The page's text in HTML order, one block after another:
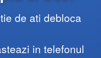
de ati debloca
in telefonul